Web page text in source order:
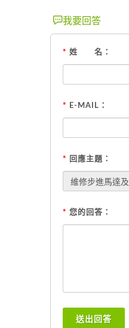
我要回答
* 姓 名：
* E-MAIL：
* 回應主題：
* 您的回答：